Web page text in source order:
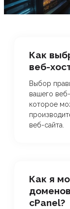
Как
веб-
Выбор
вашего
которое
веб-сайта.
Как я
cPanel?